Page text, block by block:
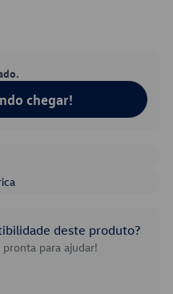
chegar!
deste produto?
para ajudar!